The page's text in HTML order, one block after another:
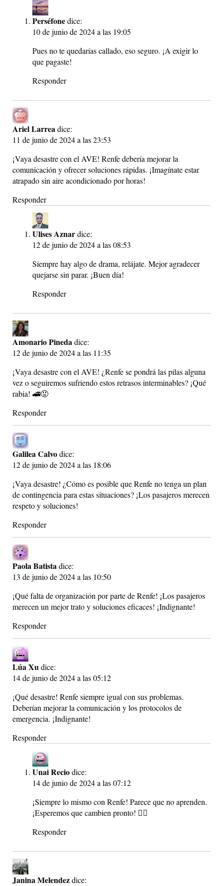
Perséfonedice:
10 de junio de 2024 a las 19:05
Pues no te quedarías callado, eso seguro. ¡A exigir lo
que pagaste!
Responder
Ariel Larrea dice:
11 de junio de 2024 a las 23:53
¡Vaya desastre con el AVE! Renfe debería mejorar la
comunicación y ofrecer soluciones rápidas. ¡Imagínate estar
atrapado sin aire acondicionado por horas!
Responder
Ulises Aznardice:
12 de junio de 2024 a las 08:53
Siempre hay algo de drama, relájate. Mejor agradecer
quejarse sin parar. ¡Buen día!
Responder
Amonario Pineda dice:
12 de junio de 2024 a las 11:35
¡Vaya desastre con el AVE! ¿Renfe se pondrá las pilas alguna
vez o seguiremos sufriendo estos retrasos interminables? ¡Qué
rabia! 🚄😡
Responder
Galilea Calvodice:
12 de junio de 2024 a las 18:06
¡Vaya desastre! ¿Cómo es posible que Renfe no tenga un plan
de contingencia para estas situaciones? ¡Los pasajeros merecen
respeto y soluciones!
Responder
Paola Batista dice:
13 de junio de 2024 a las 10:50
¡Qué falta de organización por parte de Renfe! ¡Los pasajeros
merecen un mejor trato y soluciones eficaces! ¡Indignante!
Responder
Lúa Xu dice:
14 de junio de 2024 a las 05:12
¡Qué desastre! Renfe siempre igual con sus problemas.
Deberían mejorar la comunicación y los protocolos de
emergencia. ¡Indignante!
Responder
Unai Reciodice:
14 de junio de 2024 a las 07:12
¡Siempre lo mismo con Renfe! Parece que no aprenden.
¡Esperemos que cambien pronto! 🤦‍♂️
Responder
Janina Melendezdice: